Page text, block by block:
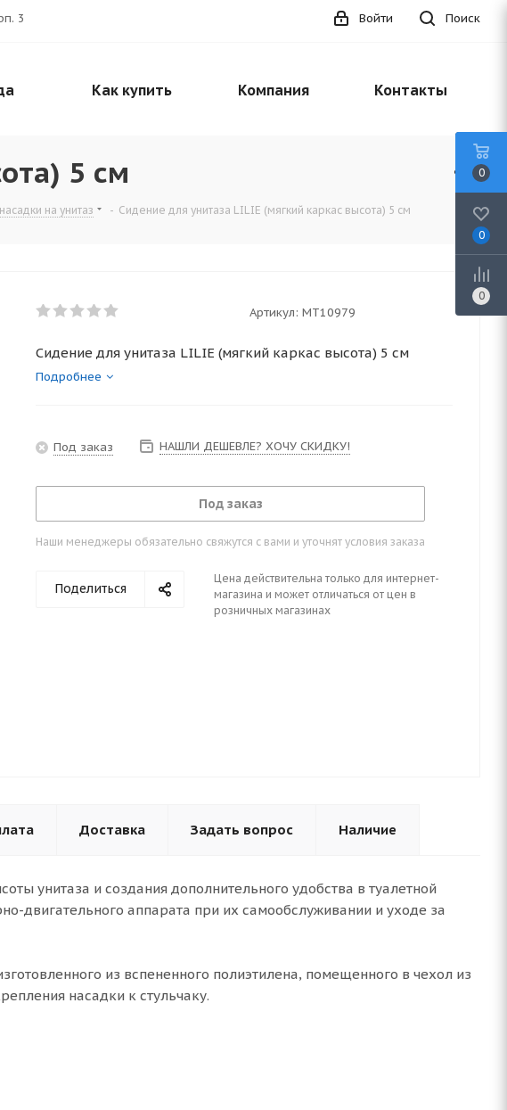
3 Поиск
Войти
Как купить Компания Контакты
5 см
на унитаз - Сидение для унитаза LILIE (мягкий каркас высота) 5 см
Артикул: MT10979
Сидение для унитаза LILIE (мягкий каркас высота) 5 см
Подробнее
Под заказ НАШЛИ ДЕШЕВЛЕ? ХОЧУ СКИДКУ!
Под заказ
Наши менеджеры обязательно свяжутся с вами и уточнят условия заказа
Поделиться
Цена действительна только для интернет-
магазина и может отличаться от цен в
розничных магазинах
Доставка Задать вопрос Наличие
унитаза и создания дополнительного удобства в туалетной
двигательного аппарата при их самообслуживании и уходе за
из вспененного полиэтилена, помещенного в чехол из
насадки к стульчаку.
0
0
0